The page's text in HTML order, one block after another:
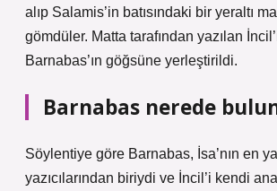
alıp Salamis’in batısındaki bir yeraltı
gömdüler. Matta tarafından yazılan
Barnabas’ın göğsüne yerleştirildi.
Barnabas nerede
Söylentiye göre Barnabas, İsa’nın en
yazıcılarından biriydi ve İncil’i kendi